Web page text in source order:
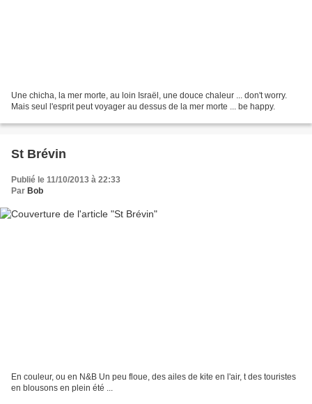
Une chicha, la mer morte, au loin Israël, une douce chaleur ... don't worry.
Mais seul l'esprit peut voyager au dessus de la mer morte ... be happy.
St Brévin
Publié le 11/10/2013 à 22:33
Par Bob
En couleur, ou en N&B Un peu floue, des ailes de kite en l'air, t des touristes
en blousons en plein été ...